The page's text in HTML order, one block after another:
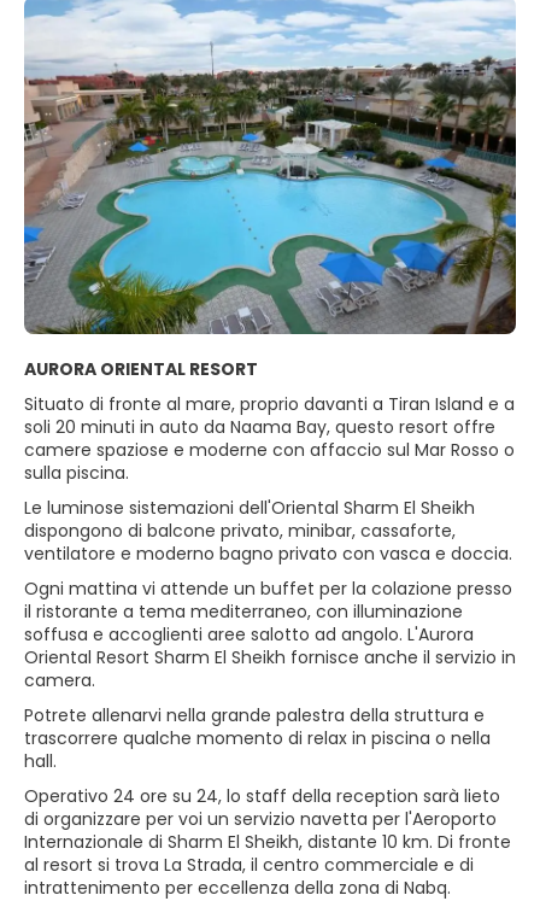
AURORA ORIENTAL RESORT
Situato di fronte al mare, proprio davanti a Tiran Island e a
soli 20 minuti in auto da Naama Bay, questo resort offre
camere spaziose e moderne con affaccio sul Mar Rosso o
sulla piscina.
Le luminose sistemazioni dell'Oriental Sharm El Sheikh
dispongono di balcone privato, minibar, cassaforte,
ventilatore e moderno bagno privato con vasca e doccia.
Ogni mattina vi attende un buffet per la colazione presso
il ristorante a tema mediterraneo, con illuminazione
soffusa e accoglienti aree salotto ad angolo. L'Aurora
Oriental Resort Sharm El Sheikh fornisce anche il servizio in
camera.
Potrete allenarvi nella grande palestra della struttura e
trascorrere qualche momento di relax in piscina o nella
hall.
Operativo 24 ore su 24, lo staff della reception sarà lieto
di organizzare per voi un servizio navetta per l'Aeroporto
Internazionale di Sharm El Sheikh, distante 10 km. Di fronte
al resort si trova La Strada, il centro commerciale e di
intrattenimento per eccellenza della zona di Nabq.